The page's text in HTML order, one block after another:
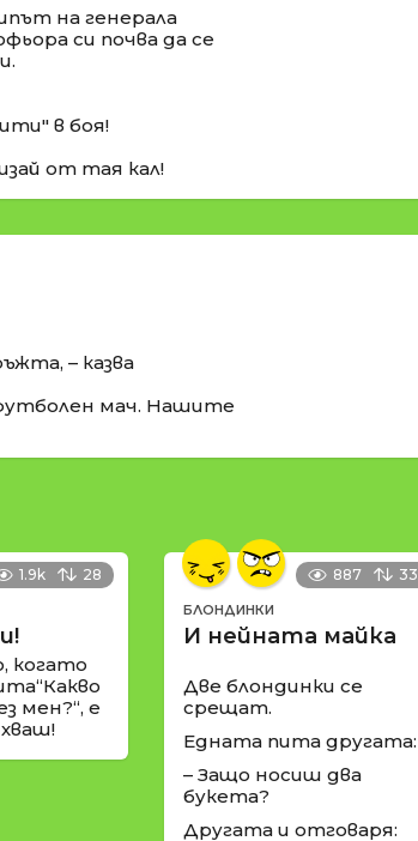
на генерала
си почва да се
в боя!
от тая кал!
– казва
мач. Нашите
1.9k 28
когато
мен?“, е
887 33
БЛОНДИНКИ
И нейната майка
Две блондинки се
срещат.
Едната пита другата:
– Защо носиш два
букета?
Другата и отговаря: